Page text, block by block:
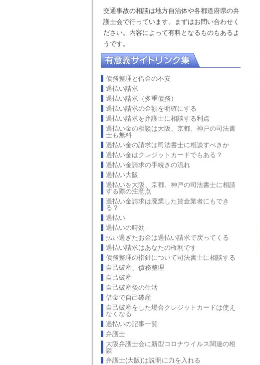
交通事故の相談は地方自治体や各都道府県の弁
護士会で行っています。まずはお問い合わせく
ださい。内容によって有料となるものもあるよ
うです。
債務整理と借金の不安
過払い請求
過払い請求（多重債務）
過払い請求の金額を明確にする
過払い請求を弁護士に相談する利点
過払い金の相談は大阪、京都、神戸の司法書
士も無料
過払い金の請求は司法書士に相談すべきか
過払い金はクレジットカードでもある？
過払い金請求の手続きの流れ
過払い大阪
過払いを大阪、京都、神戸の司法書士に相談
する際の注意点
過払い金請求は廃業した貸金業者にもでき
る？
過払い
過払いの時効
払い過ぎたお金は過払い請求で戻ってくる
過払い請求はあなたの権利です
債務整理の指針について司法書士に相談する
自己破産、債務整理
自己破産
自己破産後の生活
借金で自己破産
自己破産をした場合クレジットカードは使え
なくなる
過払いの記事一覧
弁護士
大阪弁護士会に新型コロナウイルス関連の相
談
弁護士(大阪)は説明に力を入れる